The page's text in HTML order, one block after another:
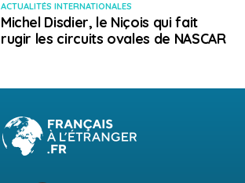
ACTUALITÉS INTERNATIONALES
Michel Disdier, le Niçois qui fait
rugir les circuits ovales de NASCAR